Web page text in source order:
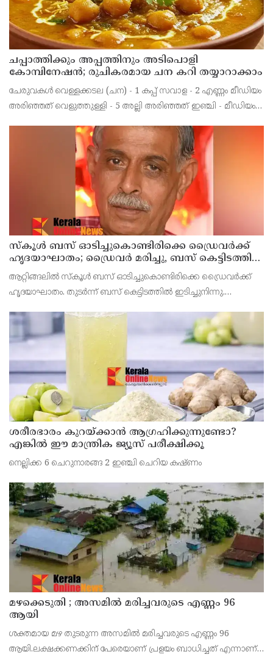
ചപ്പാത്തിക്കും അപ്പത്തിനും അടിപൊളി
കോമ്പിനേഷൻ; രുചികരമായ ചന കറി തയ്യാറാക്കാം
ചേരുവകൾ വെള്ളക്കടല (ചന) - 1 കപ്പ് സവാള - 2 എണ്ണം മീഡിയം
അരിഞ്ഞത് വെളുത്തുള്ളി - 5 അല്ലി അരിഞ്ഞത് ഇഞ്ചി - മീഡിയം
സ്കൂൾ ബസ് ഓടിച്ചുകൊണ്ടിരിക്കെ ഡ്രൈവർക്ക്
ഹൃദയാഘാതം; ഡ്രൈവർ മരിച്ചു, ബസ് കെട്ടിടത്തിൽ
ഇടിച്ചുനിന്നു; രണ്ട് കുട്ടികൾക്ക് പരിക്ക്
ആറ്റിങ്ങലിൽ സ്കൂൾ ബസ് ഓടിച്ചുകൊണ്ടിരിക്കെ ഡ്രൈവർക്ക്
ഹൃദയാഘാതം. തുടർന്ന് ബസ് കെട്ടിടത്തിൽ ഇടിച്ചുനിന്നു.
ശരീരഭാരം കുറയ്ക്കാൻ ആഗ്രഹിക്കുന്നുണ്ടോ?
എങ്കിൽ ഈ മാന്ത്രിക ജ്യൂസ് പരീക്ഷിക്കൂ
നെല്ലിക്ക 6 ചെറുനാരങ്ങ 2 ഇഞ്ചി ചെറിയ കഷ്ണം
മഴക്കെടുതി ; അസമില്‍ മരിച്ചവരുടെ എണ്ണം 96
ആയി
ശക്തമായ മഴ തുടരുന്ന അസമില്‍ മരിച്ചവരുടെ എണ്ണം 96
ആയി.ലക്ഷക്കണക്കിന് പേരെയാണ് പ്രളയം ബാധിച്ചത് എന്നാണ്